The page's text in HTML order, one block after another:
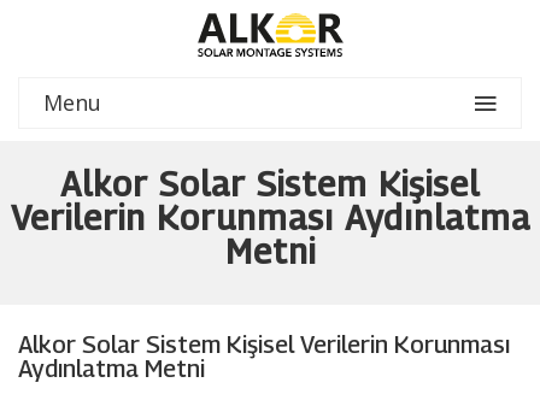
Menu
Alkor Solar Sistem Kişisel
Verilerin Korunması Aydınlatma
Metni
Alkor Solar Sistem Kişisel Verilerin Korunması
Aydınlatma Metni